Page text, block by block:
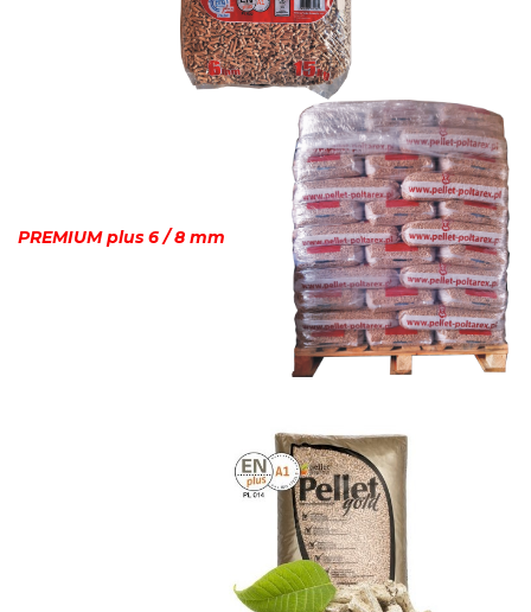
PREMIUM plus 6 / 8 mm